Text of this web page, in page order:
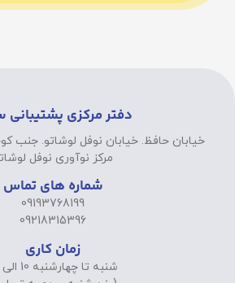
دفتر مرکزی پشتیبانی
مرکز نوآوری نوفل
شماره های تماس
09193768199
09218315396
زمان کاری
شنبه تا چهارشنبه 10 الی 18